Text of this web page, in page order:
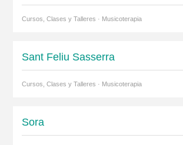
Cursos, Clases y Talleres · Musicoterapia
Sant Feliu Sasserra
Cursos, Clases y Talleres · Musicoterapia
Sora